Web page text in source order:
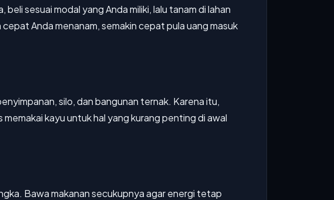
sesuai modal yang Anda miliki, lalu tanam di lahan
Anda menanam, semakin cepat pula uang masuk
silo, dan bangunan ternak. Karena itu,
kayu untuk hal yang kurang penting di awal
Bawa makanan secukupnya agar energi tetap